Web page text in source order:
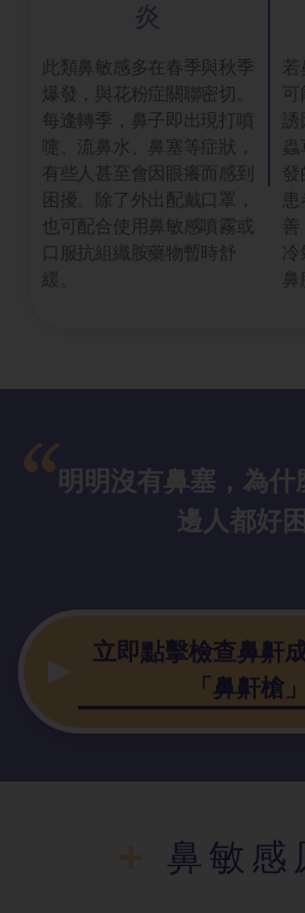
炎
此類鼻敏感多在春季與秋季
爆發，與花粉症關聯密切。
每逢轉季，鼻子即出現打噴
嚏、流鼻水、鼻塞等症狀，
有些人甚至會因眼癢而感到
困擾。除了外出配戴口罩，
也可配合使用鼻敏感噴霧或
口服抗組織胺藥物暫時舒
緩。
若
明明沒有鼻塞，為
邊人都好
立即點擊檢查鼻鼾
「鼻鼾槍
鼻敏感